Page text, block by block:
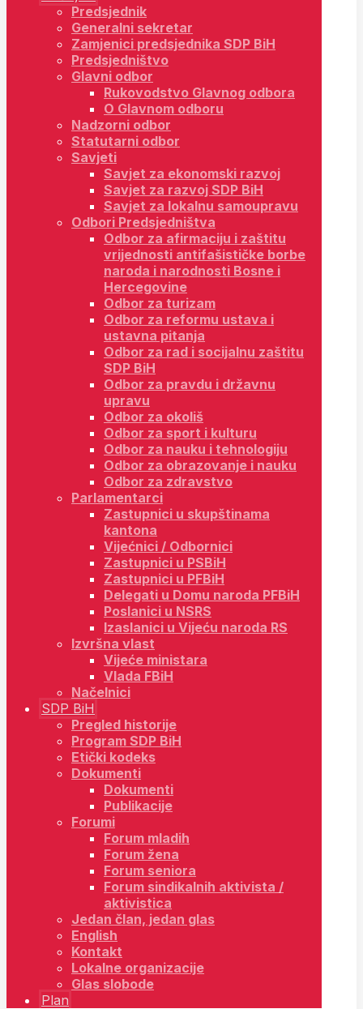
Predsjednik
Generalni sekretar
Zamjenici predsjednika SDP BiH
Predsjedništvo
Glavni odbor
Rukovodstvo Glavnog odbora
O Glavnom odboru
Nadzorni odbor
Statutarni odbor
Savjeti
Savjet za ekonomski razvoj
Savjet za razvoj SDP BiH
Savjet za lokalnu samoupravu
Odbori Predsjedništva
Odbor za afirmaciju i zaštitu
vrijednosti antifašističke borbe
naroda i narodnosti Bosne i
Hercegovine
Odbor za turizam
Odbor za reformu ustava i
ustavna pitanja
Odbor za rad i socijalnu zaštitu
SDP BiH
Odbor za pravdu i državnu
upravu
Odbor za okoliš
Odbor za sport i kulturu
Odbor za nauku i tehnologiju
Odbor za obrazovanje i nauku
Odbor za zdravstvo
Parlamentarci
Zastupnici u skupštinama
kantona
Vijećnici / Odbornici
Zastupnici u PSBiH
Zastupnici u PFBiH
Delegati u Domu naroda PFBiH
Poslanici u NSRS
Izaslanici u Vijeću naroda RS
Izvršna vlast
Vijeće ministara
Vlada FBiH
Načelnici
SDP BiH
Pregled historije
Program SDP BiH
Etički kodeks
Dokumenti
Dokumenti
Publikacije
Forumi
Forum mladih
Forum žena
Forum seniora
Forum sindikalnih aktivista /
aktivistica
Jedan član, jedan glas
English
Kontakt
Lokalne organizacije
Glas slobode
Plan